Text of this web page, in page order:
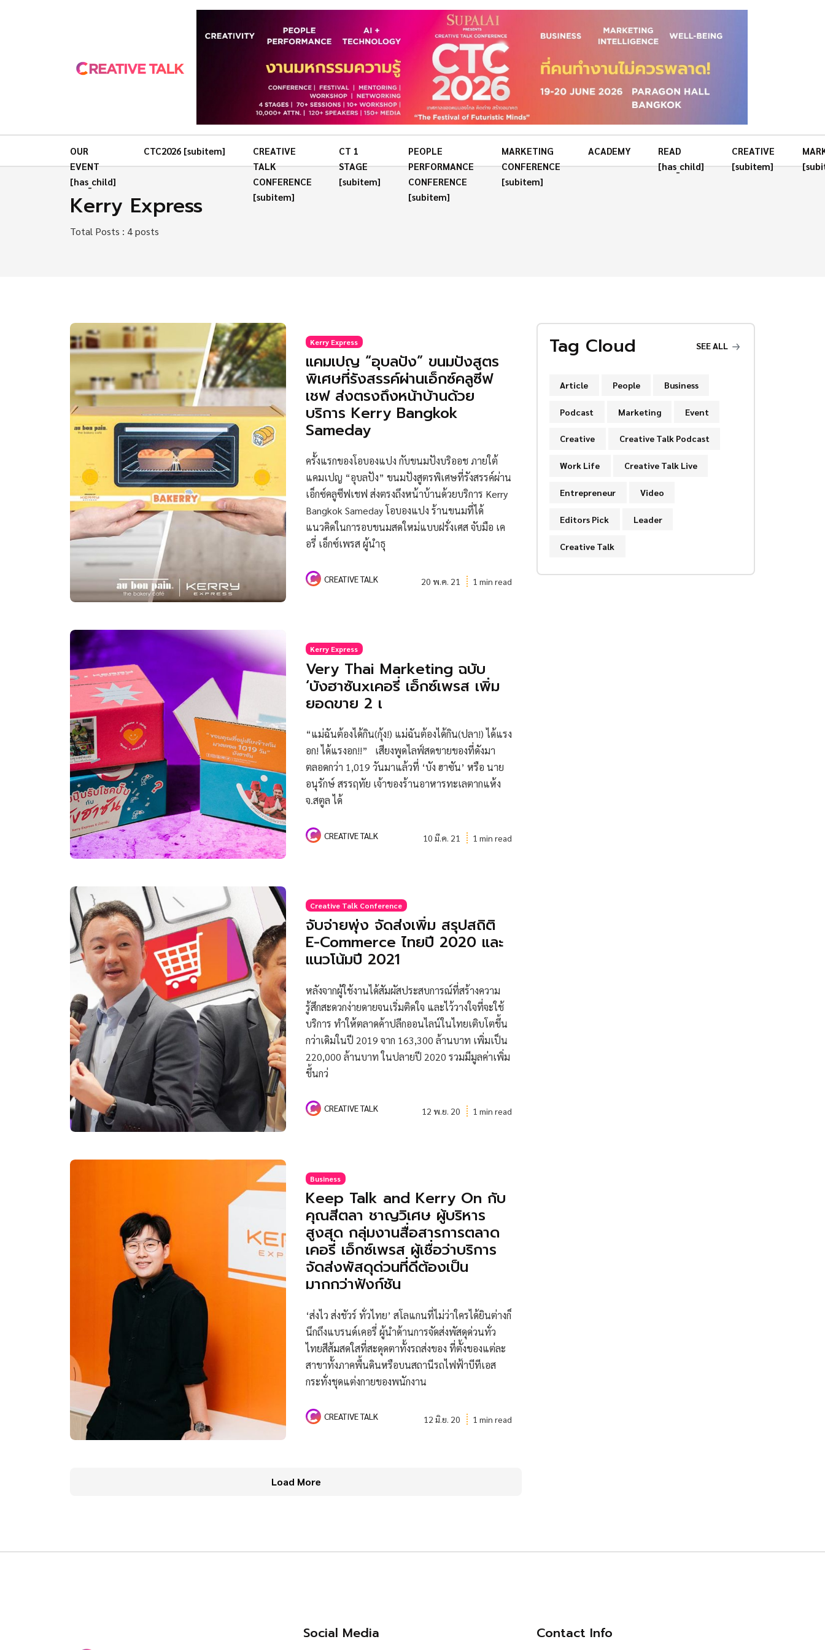
OUR
EVENT
[has_child]
CTC2026 [subitem]
CREATIVE
TALK
CONFERENCE
[subitem]
CT 1
STAGE
[subitem]
PEOPLE
PERFORMANCE
CONFERENCE
[subitem]
MARKETING
CONFERENCE
[subitem]
ACADEMY
READ
[has_child]
CREATIVE
[subitem]
Kerry Express
Total Posts : 4 posts
Kerry Express
แคมเปญ “อุบลปัง” ขนมปังสูตร
พิเศษที่รังสรรค์ผ่านเอ็กซ์คลูซีฟ
เชฟ ส่งตรงถึงหน้าบ้านด้วย
บริการ Kerry Bangkok
Sameday
ครั้งแรกของโอบองแปง กับขนมปังบริออช ภายใต้
แคมเปญ “อุบลปัง” ขนมปังสูตรพิเศษที่รังสรรค์ผ่าน
เอ็กซ์คลูซีฟเชฟ ส่งตรงถึงหน้าบ้านด้วยบริการ Kerry
Bangkok Sameday โอบองแปง ร้านขนมที่ได้
แนวคิดในการอบขนมสดใหม่แบบฝรั่งเศส จับมือ เค
อรี่ เอ็กซ์เพรส ผู้นำธุ
CREATIVE TALK 20 พ.ค. 21 1 min read
Kerry Express
Very Thai Marketing ฉบับ
‘บังฮาซันxเคอรี่ เอ็กซ์เพรส เพิ่ม
ยอดขาย 2 เ
“แม่ฉันต้องได้กิน(กุ้ง!) แม่ฉันต้องได้กิน(ปลา!) ได้แรง
อก! ได้แรงอก!!” เสียงพูดไลฟ์สดขายของที่ดังมา
ตลอดกว่า 1,019 วันมาแล้วที่ ‘บัง ฮาซัน’ หรือ นาย
อนุรักษ์ สรรฤทัย เจ้าของร้านอาหารทะเลตากแห้ง
จ.สตูล ได้
CREATIVE TALK 10 มี.ค. 21 1 min read
Creative Talk Conference
จับจ่ายพุ่ง จัดส่งเพิ่ม สรุปสถิติ
E-Commerce ไทยปี 2020 และ
แนวโน้มปี 2021
หลังจากผู้ใช้งานได้สัมผัสประสบการณ์ที่สร้างความ
รู้สึกสะดวกง่ายดายจนเริ่มติดใจ และไว้วางใจที่จะใช้
บริการ ทำให้ตลาดค้าปลีกออนไลน์ในไทยเติบโตขึ้น
กว่าเดิมในปี 2019 จาก 163,300 ล้านบาท เพิ่มเป็น
220,000 ล้านบาท ในปลายปี 2020 รวมมีมูลค่าเพิ่ม
ขึ้นกว่
CREATIVE TALK 12 พ.ย. 20 1 min read
Business
Keep Talk and Kerry On กับ
คุณสีตลา ชาญวิเศษ ผู้บริหาร
สูงสุด กลุ่มงานสื่อสารการตลาด
เคอรี่ เอ็กซ์เพรส ผู้เชื่อว่าบริการ
จัดส่งพัสดุด่วนที่ดีต้องเป็น
มากกว่าฟังก์ชัน
‘ส่งไว ส่งชัวร์ ทั่วไทย’ สโลแกนที่ไม่ว่าใครได้ยินต่างก็
นึกถึงแบรนด์เคอรี่ ผู้นำด้านการจัดส่งพัสดุด่วนทั่ว
ไทยสีส้มสดใสที่สะดุดตาทั้งรถส่งของ ที่ตั้งของแต่ละ
สาขาทั้งภาคพื้นดินหรือบนสถานีรถไฟฟ้าบีทีเอส
กระทั่งชุดแต่งกายของพนักงาน
CREATIVE TALK 12 มิ.ย. 20 1 min read
Load More
Tag Cloud SEE ALL
Article People Business
Podcast Marketing Event
Creative Creative Talk Podcast
Work Life Creative Talk Live
Entrepreneur Video
Editors Pick Leader
Creative Talk
Social Media Contact Info